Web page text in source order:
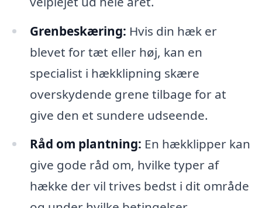
Grenbeskæring: Hvis din hæk er
blevet for tæt eller høj, kan en
specialist i hækklipning skære
overskydende grene tilbage for at
give den et sundere udseende.
Råd om plantning: En hækklipper kan
give gode råd om, hvilke typer af
hække der vil trives bedst i dit område